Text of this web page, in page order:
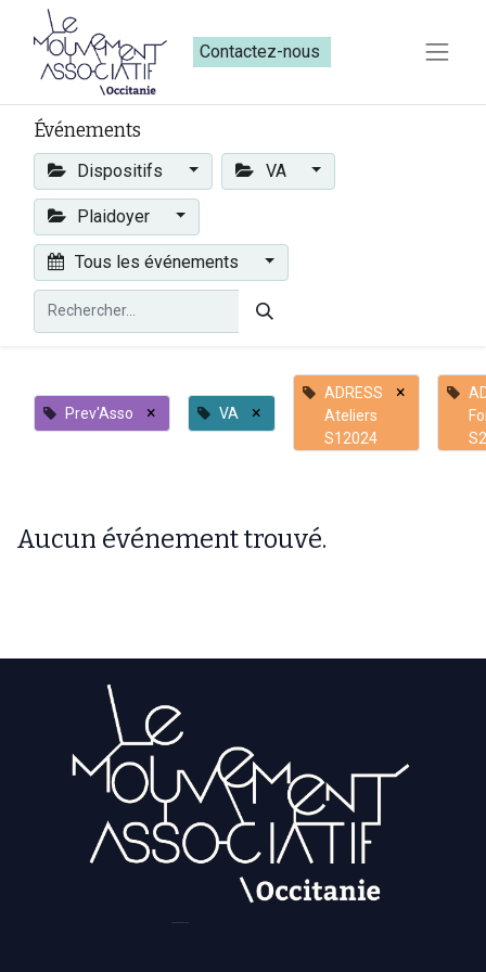
Contactez-nous​​
Événements
Dispositifs VA
Plaidoyer
Tous les événements
Prev'Asso × VA ×
ADRESS
Ateliers
S12024
×
Aucun événement trouvé.